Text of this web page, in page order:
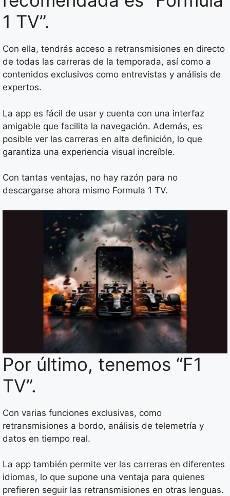
1 TV”.
Con ella, tendrás acceso a retransmisiones en directo
de todas las carreras de la temporada, así como a
contenidos exclusivos como entrevistas y análisis de
expertos.
La app es fácil de usar y cuenta con una interfaz
amigable que facilita la navegación. Además, es
posible ver las carreras en alta definición, lo que
garantiza una experiencia visual increíble.
Con tantas ventajas, no hay razón para no
descargarse ahora mismo Formula 1 TV.
Por último, tenemos “F1
TV”.
Con varias funciones exclusivas, como
retransmisiones a bordo, análisis de telemetría y
datos en tiempo real.
La app también permite ver las carreras en diferentes
idiomas, lo que supone una ventaja para quienes
prefieren seguir las retransmisiones en otras lenguas.